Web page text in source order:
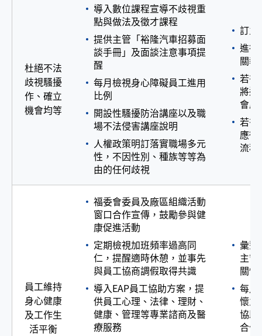
杜絕不法
歧視騷擾
作、確立
機會均等
導入數位課程宣導不歧視重
點與做法及徵才課程
提供主管「裕隆汽車招募面
談手冊」及面談注意事項提
醒
每月檢視身心障礙員工進用
比例
開設性騷擾防治講座以及職
場不法侵害講座說明
人權政策明訂落實職場多元
性，不因性別、種族等等為
由的任何歧視
訂立
進行
關教
若有
將送
會處
若有
應徵
流程
員工維持
身心健康
及工作生
活平衡
福委會委員及廠區組織活動
窗口合作宣傳，鼓勵參與健
康促進活動
定期檢視加班頻率過高同
仁，提醒適時休憩，並事先
與員工協商調假取得共識
導入EAP員工協助方案，提
供員工心理、法律、理財、
健康、管理等專業諮商及醫
療服務
彙整
主管
關懷
每月
懷並
協助
合作)